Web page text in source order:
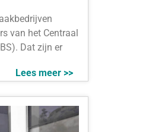
van het Centraal
Dat zijn er
Lees meer >>